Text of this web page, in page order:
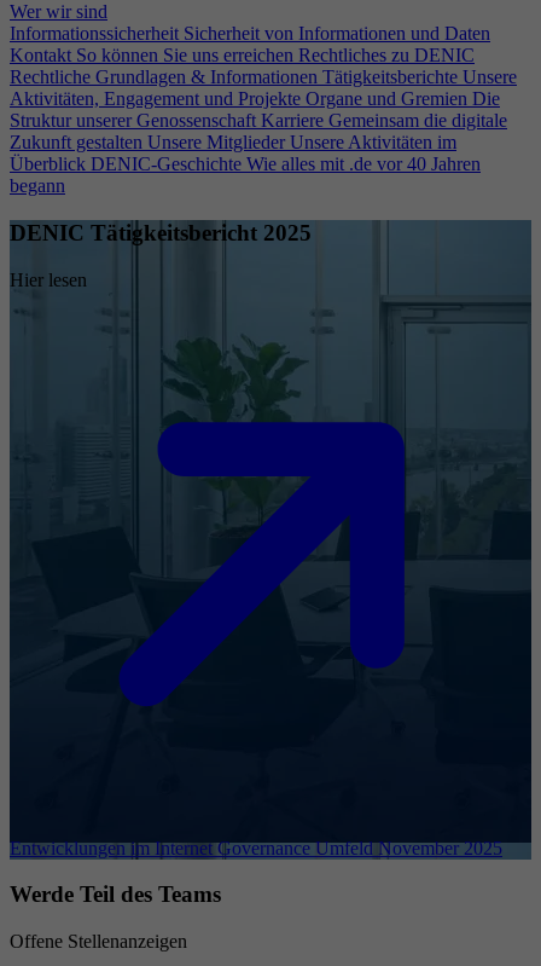
Wer wir sind
Informationssicherheit Sicherheit von Informationen und Daten
Kontakt So können Sie uns erreichen Rechtliches zu DENIC
Rechtliche Grundlagen & Informationen Tätigkeitsberichte Unsere
Aktivitäten, Engagement und Projekte Organe und Gremien Die
Struktur unserer Genossenschaft Karriere Gemeinsam die digitale
Zukunft gestalten Unsere Mitglieder Unsere Aktivitäten im
Überblick DENIC-Geschichte Wie alles mit .de vor 40 Jahren
begann
DENIC Tätigkeitsbericht 2025
Hier lesen
Entwicklungen im Internet Governance Umfeld November 2025
Werde Teil des Teams
Offene Stellenanzeigen